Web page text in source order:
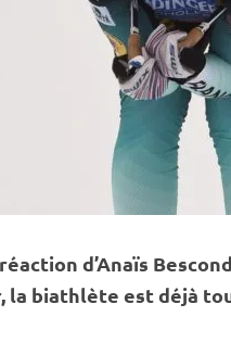
d’Anaïs
la biathlète est déjà